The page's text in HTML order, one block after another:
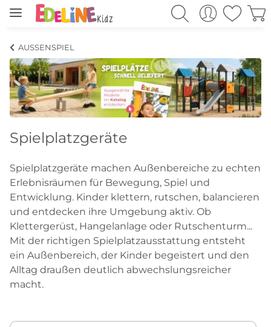
AUSSENSPIEL
Spielplatzgeräte
Spielplatzgeräte machen Außenbereiche zu echten
Erlebnisräumen für Bewegung, Spiel und
Entwicklung. Kinder klettern, rutschen, balancieren
und entdecken ihre Umgebung aktiv. Ob
Klettergerüst, Hangelanlage oder Rutschenturm...
Mit der richtigen Spielplatzausstattung entsteht
ein Außenbereich, der Kinder begeistert und den
Alltag draußen deutlich abwechslungsreicher
macht.